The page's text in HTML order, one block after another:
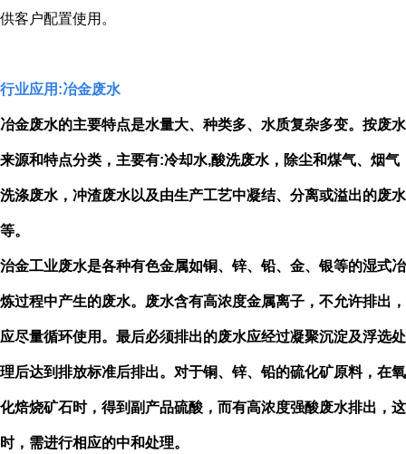
供客户配置使用。
行业应用 :冶金废水
冶金废水的主要特点是水量大、种类多、水质复杂多变。按废水
来源和特点分类，主要有:冷却水,酸洗废水，除尘和煤气、烟气
洗涤废水，冲渣废水以及由生产工艺中凝结、分离或溢出的废水
等。
治金工业废水是各种有色金属如铜、锌、铅、金、银等的湿式冶
炼过程中产生的废水。废水含有高浓度金属离子，不允许排出，
应尽量循环使用。最后必须排出的废水应经过凝聚沉淀及浮选处
理后达到排放标准后排出。对于铜、锌、铅的硫化矿原料，在氧
化焙烧矿石时，得到副产品硫酸，而有高浓度强酸废水排出，这
时，需进行相应的中和处理。